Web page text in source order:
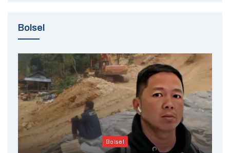
Bolsel
Bolsel